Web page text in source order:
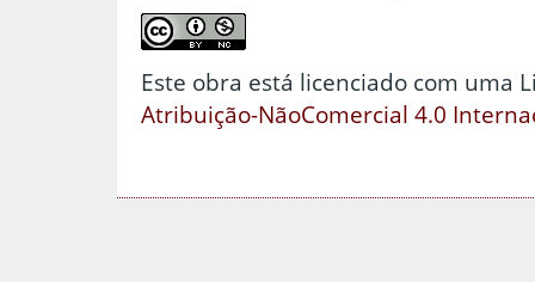
Este obra está licenciado com uma
Atribuição-NãoComercial 4.0